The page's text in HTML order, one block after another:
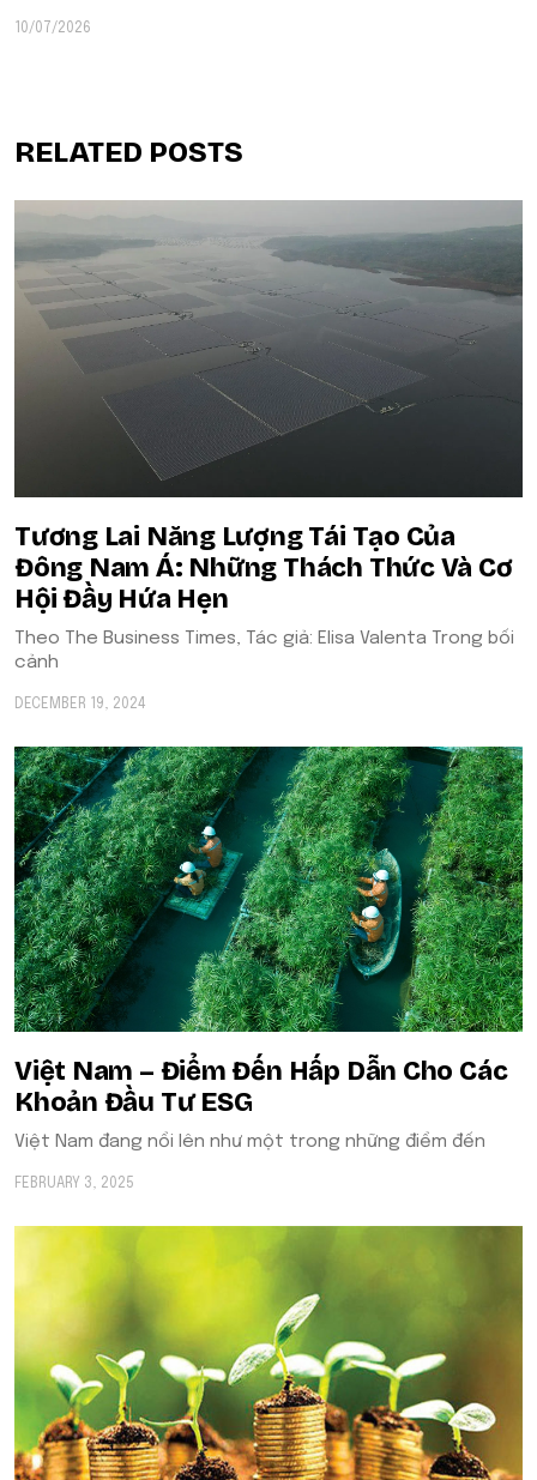
10/07/2026
RELATED POSTS
Tương Lai Năng Lượng Tái Tạo Của
Đông Nam Á: Những Thách Thức Và Cơ
Hội Đầy Hứa Hẹn
Theo The Business Times, Tác giả: Elisa Valenta Trong bối
cảnh
DECEMBER 19, 2024
Việt Nam – Điểm Đến Hấp Dẫn Cho Các
Khoản Đầu Tư ESG
Việt Nam đang nổi lên như một trong những điểm đến
FEBRUARY 3, 2025